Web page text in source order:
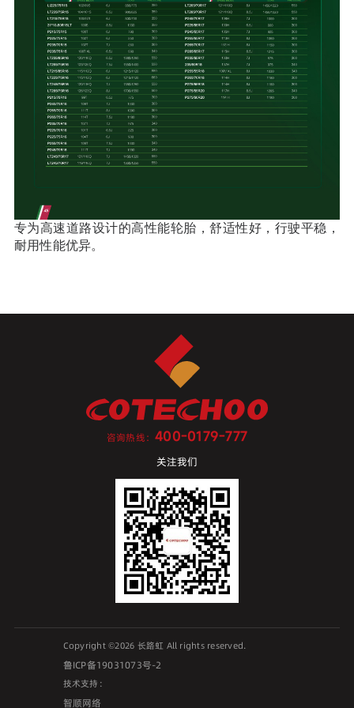
专为高速道路设计的高性能轮胎，舒适性好，行驶平稳，
耐用性能优异。
咨询热线：400-0179-777
关注我们
Copyright ©2026 长路虹 All rights reserved.
鲁ICP备19031073号-2
技术支持：
智顺网络